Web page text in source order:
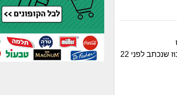
&quot;נכספה&quot; לשירי כיסופים לבית המקדש וביצע שיר גנוז שנכתב לפני 22